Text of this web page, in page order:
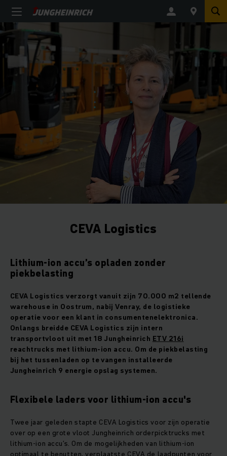
CEVA Logistics
Lithium-ion accu’s opladen zonder
piekbelasting
CEVA Logistics verzorgt vanuit zijn 70.000 m2 tellende
warehouse in Oostrum, nabij Venray, de logistieke
operatie voor een klant in consumentenelektronica.
Onlangs breidde CEVA Logistics zijn intern
transportvloot uit met 18 Jungheinrich ETV 216i
reachtrucks met lithium-ion accu. Om de piekbelasting
bij het tussenladen op te vangen installeerde
Jungheinrich 9 energie opslag systemen.
Flexibele laders voor lithium-ion accu's
Twee jaar geleden stapte CEVA Logistics voor zijn operatie
over op een grote vloot Jungheinrich orderpicktrucks met
lithium-ion accu’s. Om de mogelijkheden van lithium-ion